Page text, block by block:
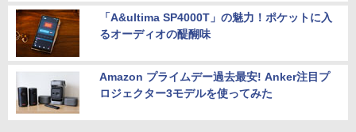
「A&ultima SP4000T」の魅力！ポケットに入
るオーディオの醍醐味
Amazon プライムデー過去最安! Anker注目プ
ロジェクター3モデルを使ってみた